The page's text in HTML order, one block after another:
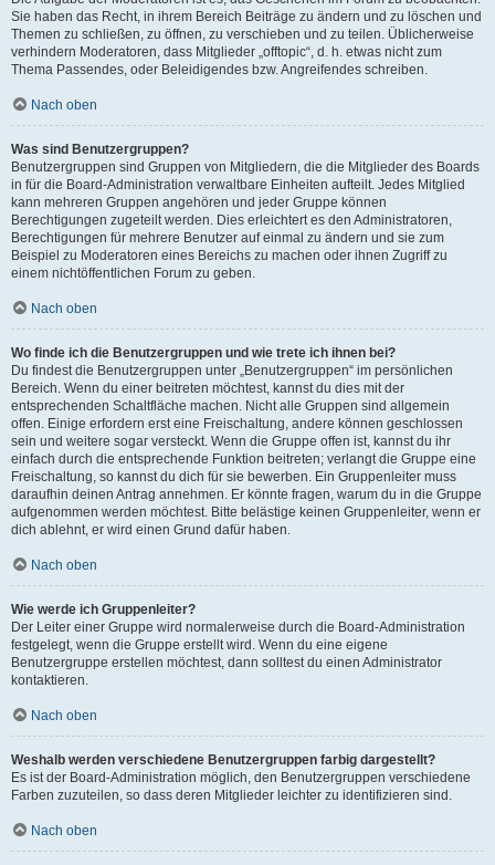
Sie haben das Recht, in ihrem Bereich Beiträge zu ändern und zu löschen und
Themen zu schließen, zu öffnen, zu verschieben und zu teilen. Üblicherweise
verhindern Moderatoren, dass Mitglieder „offtopic“, d. h. etwas nicht zum
Thema Passendes, oder Beleidigendes bzw. Angreifendes schreiben.
Nach oben
Was sind Benutzergruppen?
Benutzergruppen sind Gruppen von Mitgliedern, die die Mitglieder des Boards
in für die Board-Administration verwaltbare Einheiten aufteilt. Jedes Mitglied
kann mehreren Gruppen angehören und jeder Gruppe können
Berechtigungen zugeteilt werden. Dies erleichtert es den Administratoren,
Berechtigungen für mehrere Benutzer auf einmal zu ändern und sie zum
Beispiel zu Moderatoren eines Bereichs zu machen oder ihnen Zugriff zu
einem nichtöffentlichen Forum zu geben.
Nach oben
Wo finde ich die Benutzergruppen und wie trete ich ihnen bei?
Du findest die Benutzergruppen unter „Benutzergruppen“ im persönlichen
Bereich. Wenn du einer beitreten möchtest, kannst du dies mit der
entsprechenden Schaltfläche machen. Nicht alle Gruppen sind allgemein
offen. Einige erfordern erst eine Freischaltung, andere können geschlossen
sein und weitere sogar versteckt. Wenn die Gruppe offen ist, kannst du ihr
einfach durch die entsprechende Funktion beitreten; verlangt die Gruppe eine
Freischaltung, so kannst du dich für sie bewerben. Ein Gruppenleiter muss
daraufhin deinen Antrag annehmen. Er könnte fragen, warum du in die Gruppe
aufgenommen werden möchtest. Bitte belästige keinen Gruppenleiter, wenn er
dich ablehnt, er wird einen Grund dafür haben.
Nach oben
Wie werde ich Gruppenleiter?
Der Leiter einer Gruppe wird normalerweise durch die Board-Administration
festgelegt, wenn die Gruppe erstellt wird. Wenn du eine eigene
Benutzergruppe erstellen möchtest, dann solltest du einen Administrator
kontaktieren.
Nach oben
Weshalb werden verschiedene Benutzergruppen farbig dargestellt?
Es ist der Board-Administration möglich, den Benutzergruppen verschiedene
Farben zuzuteilen, so dass deren Mitglieder leichter zu identifizieren sind.
Nach oben